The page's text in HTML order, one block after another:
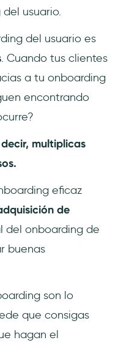
usuario.
del usuario es
. Cuando tus clientes
a tu onboarding
encontrando
decir, multiplicas
eficaz
de
del onboarding de
buenas
son lo
que consigas
hagan el